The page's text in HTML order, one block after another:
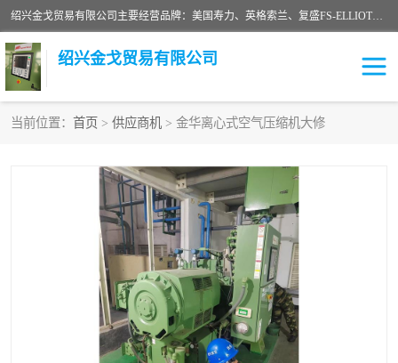
绍兴金戈贸易有限公司主要经营品牌：美国寿力、英格索兰、复盛FS-ELLIOTT，库伯COOPER、阿特拉斯等品牌空压机及配件销售；承接全厂空气压缩机管理、维护保养；节能改造；气体干燥机销售、维护、维修、保养。销售各种品牌空压机空气滤芯、油滤芯、油气分离器；精密过滤器滤芯；除油雾滤芯；抽真空滤芯，消音器，疏水器。劳务承接：全厂空压机维修保养工程，安装工程；移机或汰换工程；节能改造工程等。
绍兴金戈贸易有限公司
当前位置： 首页 > 供应商机 > 金华离心式空气压缩机大修
英格索兰配件
闽台富源特种陶瓷
美国寿力空压机零部件 英格索兰离心机空滤芯
英格索兰COOPER离心机 库伯卡麦隆离心机零件